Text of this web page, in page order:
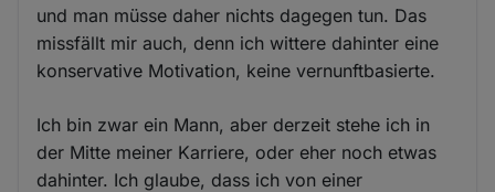
und man müsse daher nichts dagegen tun. Das
missfällt mir auch, denn ich wittere dahinter eine
konservative Motivation, keine vernunftbasierte.
Ich bin zwar ein Mann, aber derzeit stehe ich in
der Mitte meiner Karriere, oder eher noch etwas
dahinter. Ich glaube, dass ich von einer